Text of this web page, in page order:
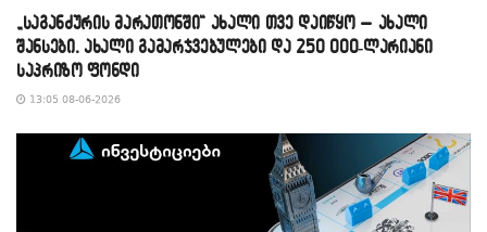
„საგანძურის მარათონში“ ახალი თვე დაიწყო – ახალი
შანსები, ახალი გამარჯვებულები და 250 000-ლარიანი
საპრიზო ფონდი
13:05 08-06-2026